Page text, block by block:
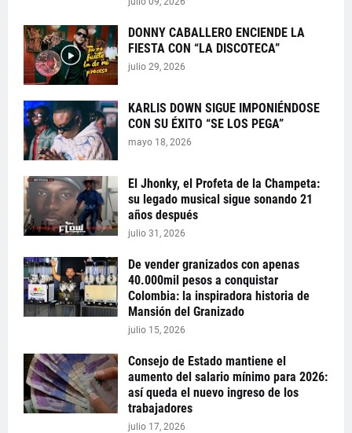
DONNY CABALLERO ENCIENDE LA
FIESTA CON “LA DISCOTECA”
julio 29, 2026
KARLIS DOWN SIGUE IMPONIÉNDOSE
CON SU ÉXITO “SE LOS PEGA”
mayo 18, 2026
El Jhonky, el Profeta de la Champeta:
su legado musical sigue sonando 21
años después
julio 31, 2026
De vender granizados con apenas
40.000mil pesos a conquistar
Colombia: la inspiradora historia de
Mansión del Granizado
julio 15, 2026
Consejo de Estado mantiene el
aumento del salario mínimo para 2026:
así queda el nuevo ingreso de los
trabajadores
julio 17, 2026